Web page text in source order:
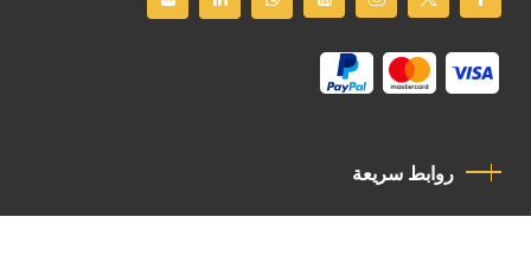
روابط سريعة